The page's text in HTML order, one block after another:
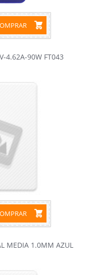
4.62A-90W FT043
MEDIA 1.0MM AZUL